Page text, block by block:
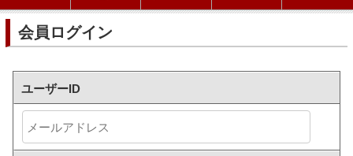
会員ログイン
ユーザーID